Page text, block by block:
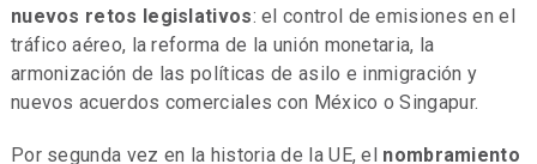
nuevos retos legislativos: el control de emisiones en el
tráfico aéreo, la reforma de la unión monetaria, la
armonización de las políticas de asilo e inmigración y
nuevos acuerdos comerciales con México o Singapur.
Por segunda vez en la historia de la UE, el nombramiento